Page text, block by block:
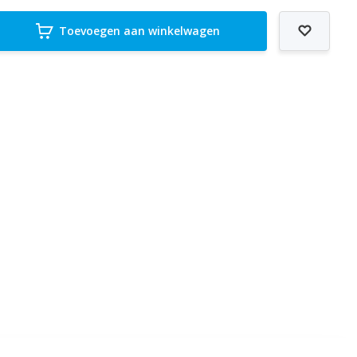
Toevoegen aan winkelwagen